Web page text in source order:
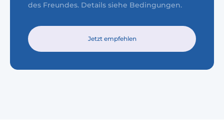
des Freundes. Details siehe Bedingungen.
Jetzt empfehlen